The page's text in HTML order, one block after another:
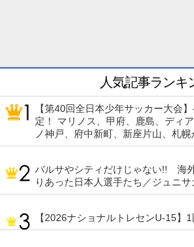
人気記事ランキ
【第40回全日本少年サッカー大会
定！ マリノス、甲府、鹿島、ディ
ノ神戸、府中新町、新座片山、札
バルサやシティだけじゃない!! 海
りあった日本人選手たち／ジュニサ
【2026ナショナルトレセンU-15】